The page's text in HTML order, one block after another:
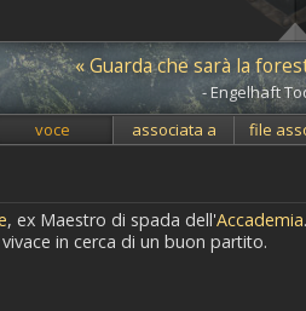
« Guarda che sarà la
- Engelhaft
voce
associata a file
, ex Maestro di spada dell'Accademia.
in cerca di un buon partito.